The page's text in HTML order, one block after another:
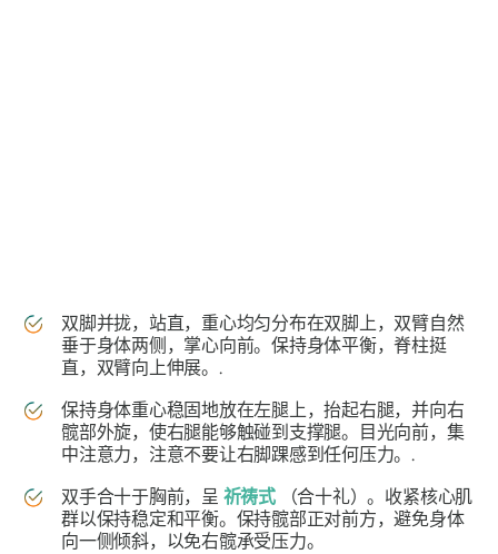
双脚并拢，站直，重心均匀分布在双脚上，双臂自然
垂于身体两侧，掌心向前。保持身体平衡，脊柱挺
直，双臂向上伸展。.
保持身体重心稳固地放在左腿上，抬起右腿，并向右
髋部外旋，使右腿能够触碰到支撑腿。目光向前，集
中注意力，注意不要让右脚踝感到任何压力。.
双手合十于胸前，呈 祈祷式（合十礼）。收紧核心肌
群以保持稳定和平衡。保持髋部正对前方，避免身体
向一侧倾斜，以免右髋承受压力。